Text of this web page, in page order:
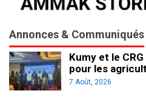
Annonces & Communiqués
Kumy et le
pour les
7 Août, 2026